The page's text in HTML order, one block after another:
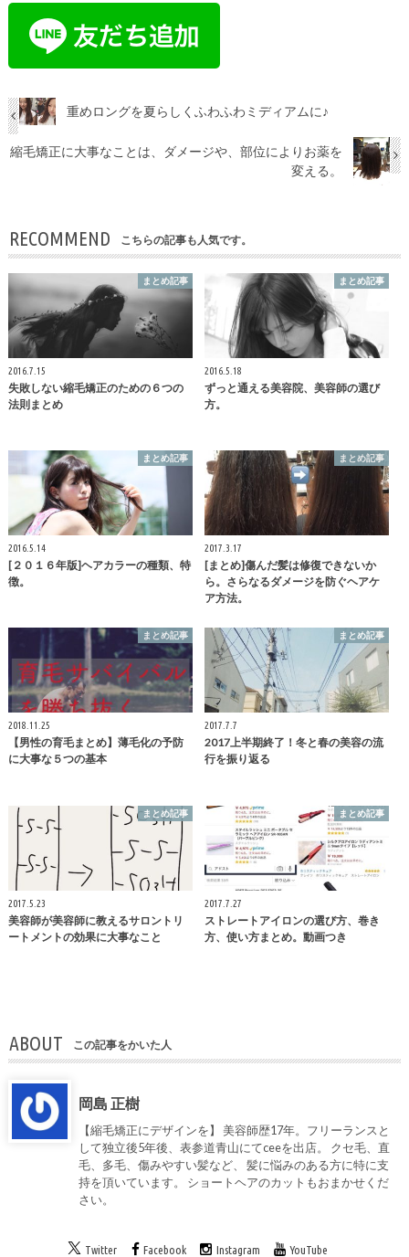
重めロングを夏らしくふわふわミディアムに♪
縮毛矯正に大事なことは、ダメージや、部位によりお薬を
変える。
RECOMMEND こちらの記事も人気です。
まとめ記事
2016.7.15
失敗しない縮毛矯正のための６つの
法則まとめ
まとめ記事
2016.5.18
ずっと通える美容院、美容師の選び
方。
まとめ記事
2016.5.14
[２０１６年版]ヘアカラーの種類、特
徴。
まとめ記事
2017.3.17
[まとめ]傷んだ髪は修復できないか
ら。さらなるダメージを防ぐヘアケ
ア方法。
まとめ記事
2018.11.25
【男性の育毛まとめ】薄毛化の予防
に大事な５つの基本
まとめ記事
2017.7.7
2017上半期終了！冬と春の美容の流
行を振り返る
まとめ記事
2017.5.23
美容師が美容師に教えるサロントリ
ートメントの効果に大事なこと
まとめ記事
2017.7.27
ストレートアイロンの選び方、巻き
方、使い方まとめ。動画つき
ABOUT この記事をかいた人
岡島 正樹
【縮毛矯正にデザインを】 美容師歴17年。フリーランスと
して独立後5年後、表参道青山にてceeを出店。 クセ毛、直
毛、多毛、傷みやすい髪など、 髪に悩みのある方に特に支
持を頂いています。 ショートヘアのカットもおまかせくだ
さい。
Twitter Facebook Instagram YouTube